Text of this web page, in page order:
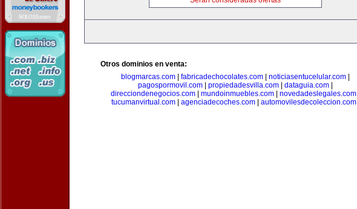
Otros dominios en venta:
blogmarcas.com
fabricadechocolates.com noticiasentucelular.com
pagospormovil.com
propiedadesvilla.com dataguia.com
direcciondenegocios.com
mundoinmuebles.com novedadeslegales.com
tucumanvirtual.com| agenciadecoches.com| automovilesdecoleccion.com|